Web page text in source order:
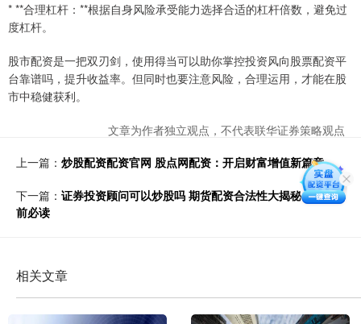
* **合理杠杆：**根据自身风险承受能力选择合适的杠杆倍数，避免过
度杠杆。
股市配资是一把双刃剑，使用得当可以助你掌控投资风向股票配资平
台靠谱吗，提升收益率。但同时也要注意风险，合理运用，才能在股
市中稳健获利。
文章为作者独立观点，不代表联华证券策略观点
上一篇： 炒股配资配资官网 股点网配资：开启财富增值新篇章
下一篇： 证券投资顾问可以炒股吗 期货配资合法性大揭秘：投资
前必读
相关文章